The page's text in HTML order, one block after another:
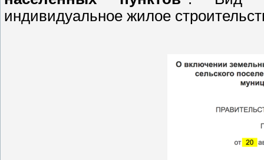
индивидуальное жилое